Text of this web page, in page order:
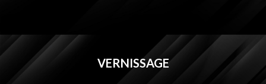
VERNISSAGE